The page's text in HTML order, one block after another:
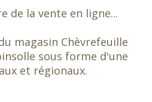
de la vente en ligne...
magasin Chèvrefeuille
sous forme d'une
et régionaux.